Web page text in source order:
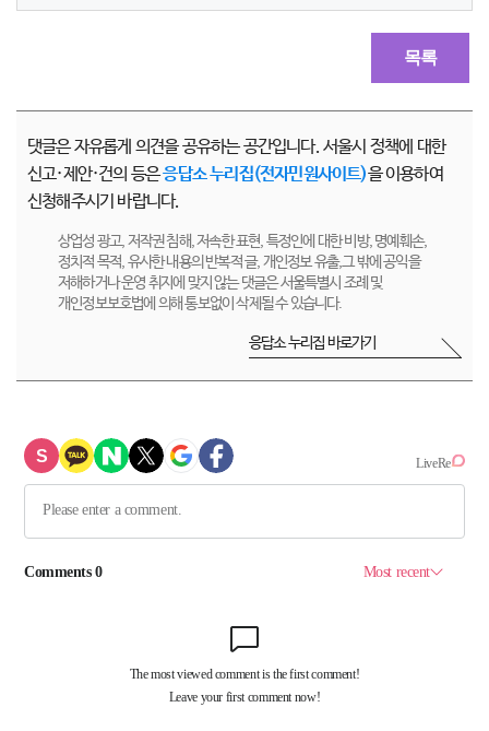
목록
댓글은 자유롭게 의견을 공유하는 공간입니다. 서울시 정책에 대한
신고·제안·건의 등은응답소 누리집(전자민원사이트)을 이용하여
신청해주시기 바랍니다.
상업성 광고, 저작권 침해, 저속한 표현, 특정인에 대한 비방, 명예훼손,
정치적 목적, 유사한 내용의 반복적 글, 개인정보 유출,그 밖에 공익을
저해하거나 운영 취지에 맞지 않는 댓글은 서울특별시 조례 및
개인정보보호법에 의해 통보없이 삭제될 수 있습니다.
응답소 누리집 바로가기